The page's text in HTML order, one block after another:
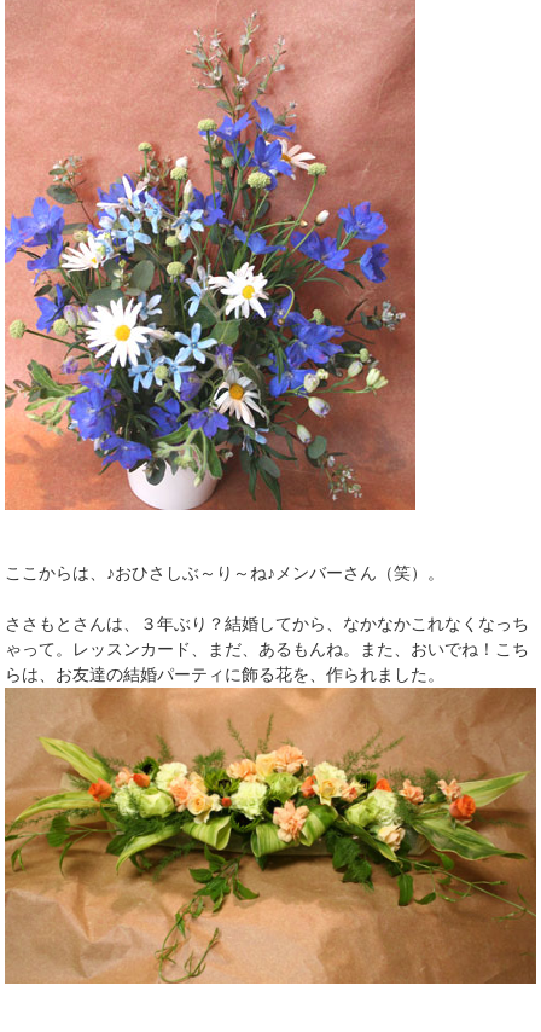
ここからは、♪おひさしぶ～り～ね♪メンバーさん（笑）。
ささもとさんは、３年ぶり？結婚してから、なかなかこれなくなっち
ゃって。レッスンカード、まだ、あるもんね。また、おいでね！こち
らは、お友達の結婚パーティに飾る花を、作られました。